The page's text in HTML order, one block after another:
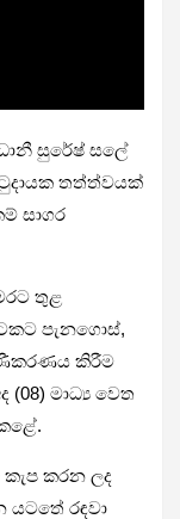
සුරේෂ් සලේ
තත්ත්වයක්
සාගර
තුළ
පැනගොස්,
කිරීම
(08) මාධ්‍ය වෙත
කරන ලද
රඳවා